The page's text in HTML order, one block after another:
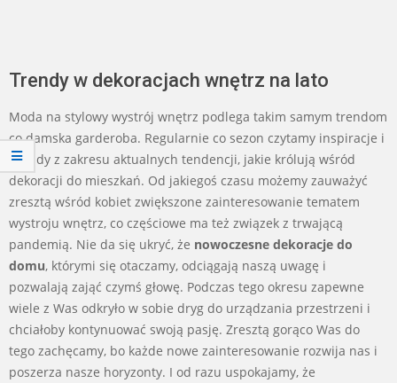
Trendy w dekoracjach wnętrz na lato
Moda na stylowy wystrój wnętrz podlega takim samym trendom
co damska garderoba. Regularnie co sezon czytamy inspiracje i
porady z zakresu aktualnych tendencji, jakie królują wśród
dekoracji do mieszkań. Od jakiegoś czasu możemy zauważyć
zresztą wśród kobiet zwiększone zainteresowanie tematem
wystroju wnętrz, co częściowe ma też związek z trwającą
pandemią. Nie da się ukryć, że nowoczesne dekoracje do
domu, którymi się otaczamy, odciągają naszą uwagę i
pozwalają zająć czymś głowę. Podczas tego okresu zapewne
wiele z Was odkryło w sobie dryg do urządzania przestrzeni i
chciałoby kontynuować swoją pasję. Zresztą gorąco Was do
tego zachęcamy, bo każde nowe zainteresowanie rozwija nas i
poszerza nasze horyzonty. I od razu uspokajamy, że